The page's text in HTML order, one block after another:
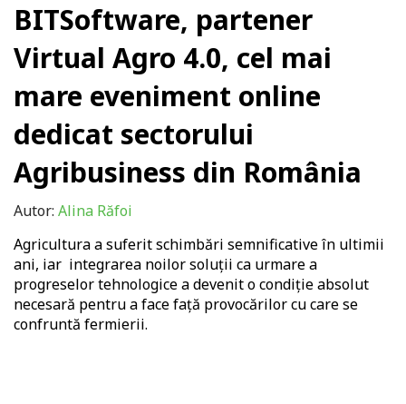
BITSoftware, partener
Virtual Agro 4.0, cel mai
mare eveniment online
dedicat sectorului
Agribusiness din România
Autor: Alina Răfoi
Agricultura a suferit schimbări semnificative în ultimii
ani, iar integrarea noilor soluții ca urmare a
progreselor tehnologice a devenit o condiție absolut
necesară pentru a face față provocărilor cu care se
confruntă fermierii.